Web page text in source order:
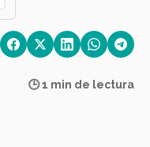
🕒 1 min de lectura